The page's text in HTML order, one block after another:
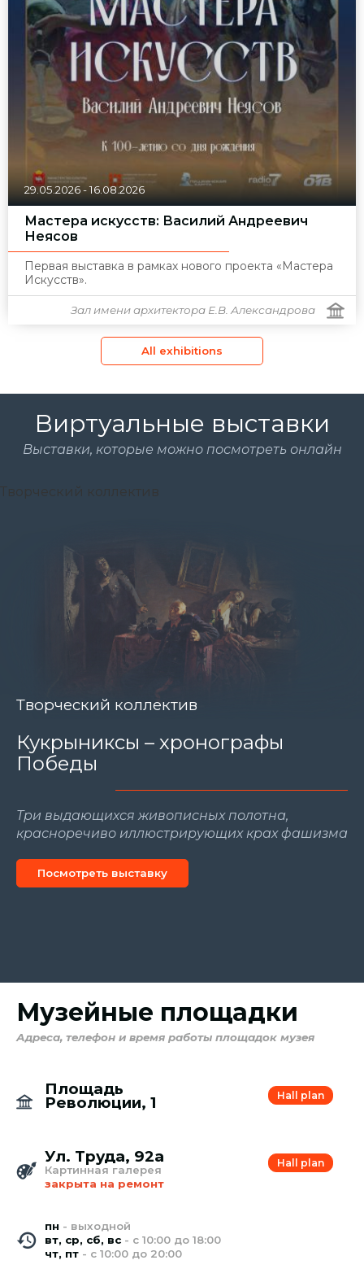
29.05.2026-16.08.2026
Мастера искусств: Василий Андреевич
Неясов
Первая выставка в рамках нового проекта «Мастера
Искусств».
Зал имени архитектора Е.В. Александрова
All exhibitions
Виртуальные выставки
Выставки, которые можно посмотреть онлайн
Творческий коллектив
Творческий коллектив
Кукрыниксы – хронографы
Победы
Три выдающихся живописных полотна,
красноречиво иллюстрирующих крах фашизма
Посмотреть выставку
Картина
Подписание Акта о
безоговорочной капитуляции
Германии
Творческий коллектив советских художников-
графиков и живописцев «Кукрыниксы»
Музейные площадки
Адреса, телефон и время работы площадок музея
Hall plan
Площадь
Революции, 1
Hall plan
Ул. Труда, 92а
Картинная галерея
закрыта на ремонт
пн - выходной
вт, ср, сб, вс - с 10:00 до 18:00
чт, пт - с 10:00 до 20:00